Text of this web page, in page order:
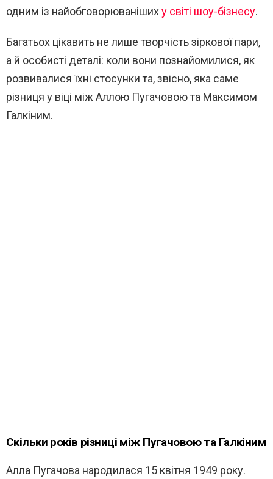
одним із найобговорюванішиху світі шоу-бізнесу.
Багатьох цікавить не лише творчість зіркової пари,
а й особисті деталі: коли вони познайомилися, як
розвивалися їхні стосунки та, звісно, яка саме
різниця у віці між Аллою Пугачовою та Максимом
Галкіним.
Скільки років різниці між Пугачовою та Галкіним
Алла Пугачова народилася 15 квітня 1949 року.